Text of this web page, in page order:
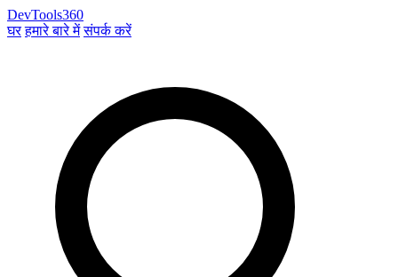
DevTools360
घर हमारे बारे में संपर्क करें